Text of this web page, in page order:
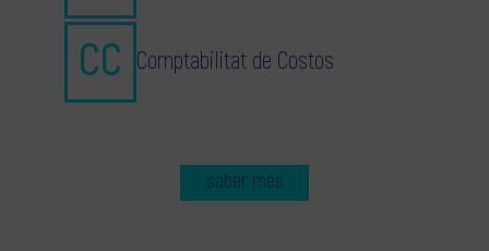
Comptabilitat de Costos
saber més